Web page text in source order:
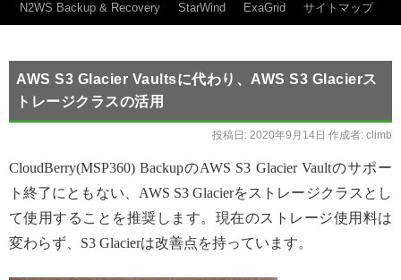
N2WS Backup & Recovery StarWind ExaGrid サイトマップ
AWS S3 Glacier Vaultsに代わり、AWS S3 Glacierス
トレージクラスの活用
投稿日: 2020年9月14日 作成者: climb
CloudBerry(MSP360) BackupのAWS S3 Glacier Vaultのサポー
ト終了にともない、AWS S3 Glacierをストレージクラスとし
て使用することを推奨します。現在のストレージ使用料は
変わらず、S3 Glacierは改善点を持っています。